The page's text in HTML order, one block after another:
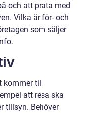
och att prata med
Vilka är för- och
som säljer
kommer till
att resa ska
tillsyn. Behöver